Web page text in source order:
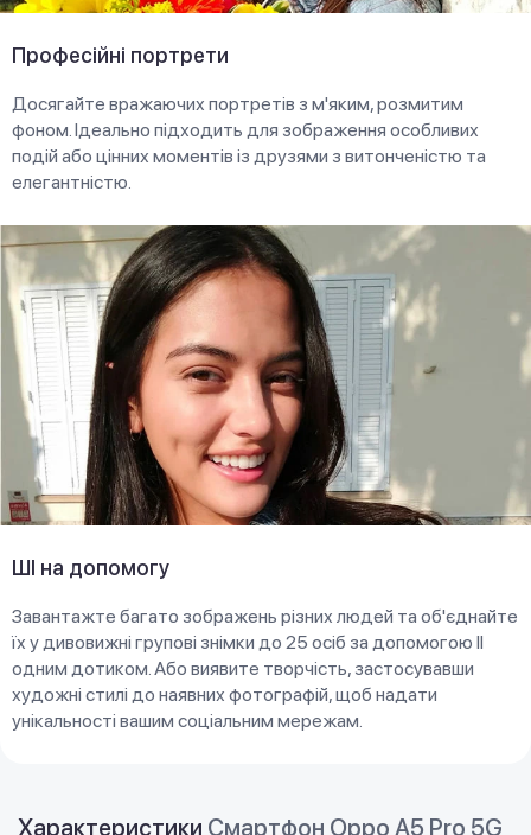
Професійні портрети
Досягайте вражаючих портретів з м'яким, розмитим
фоном. Ідеально підходить для зображення особливих
подій або цінних моментів із друзями з витонченістю та
елегантністю.
ШІ на допомогу
Завантажте багато зображень різних людей та об'єднайте
їх у дивовижні групові знімки до 25 осіб за допомогою ІІ
одним дотиком. Або виявите творчість, застосувавши
художні стилі до наявних фотографій, щоб надати
унікальності вашим соціальним мережам.
Характеристики Смартфон Oppo A5 Pro 5G